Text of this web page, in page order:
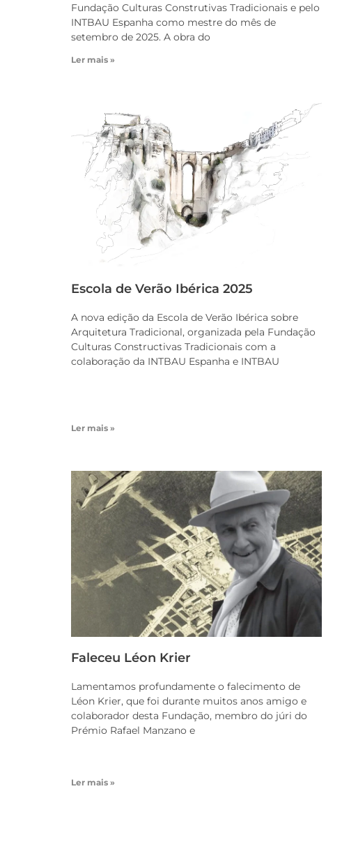
Fundação Culturas Construtivas Tradicionais e pelo
INTBAU Espanha como mestre do mês de
setembro de 2025. A obra do
Ler mais »
Escola de Verão Ibérica 2025
A nova edição da Escola de Verão Ibérica sobre
Arquitetura Tradicional, organizada pela Fundação
Culturas Constructivas Tradicionais com a
colaboração da INTBAU Espanha e INTBAU
Ler mais »
Faleceu Léon Krier
Lamentamos profundamente o falecimento de
Léon Krier, que foi durante muitos anos amigo e
colaborador desta Fundação, membro do júri do
Prémio Rafael Manzano e
Ler mais »